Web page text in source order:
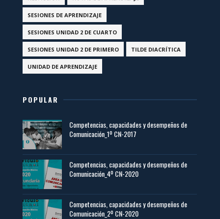
SESIONES DE APRENDIZAJE
SESIONES UNIDAD 2 DE CUARTO
SESIONES UNIDAD 2 DE PRIMERO TILDE DIACRÍTICA
UNIDAD DE APRENDIZAJE
POPULAR
Competencias, capacidades y desempeños de
Comunicación_1º CN-2017
Competencias, capacidades y desempeños de
Comunicación_4º CN-2020
Competencias, capacidades y desempeños de
Comunicación_2º CN-2020